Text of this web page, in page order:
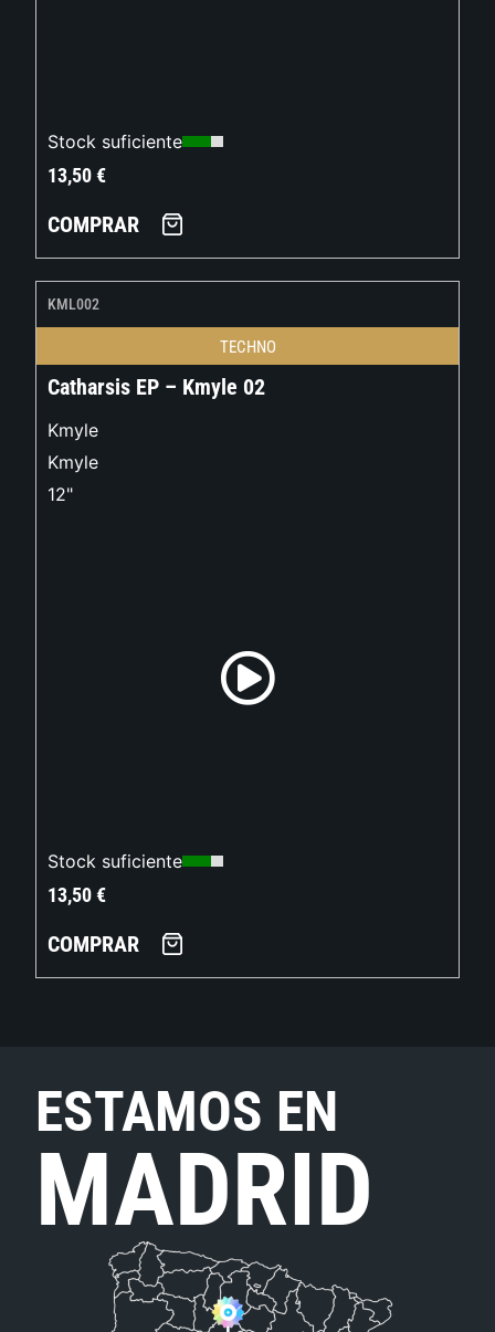
Stock suficiente
13,50€
COMPRAR
KML002
TECHNO
Catharsis EP – Kmyle 02
Kmyle
Kmyle
12"
Stock suficiente
13,50€
COMPRAR
ESTAMOS EN
MADRID